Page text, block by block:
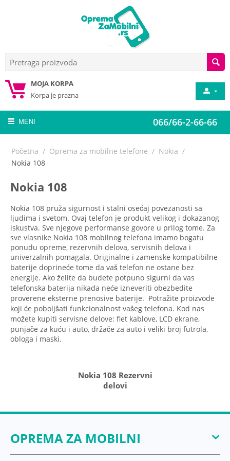
MOJA KORPA
Korpa je prazna
066/66-2-66-66
MENI
Početna / Oprema za mobilne telefone / Nokia /
Nokia 108
Nokia 108
Nokia 108 pruža sigurnost i stalni osećaj povezanosti sa
ljudima i svetom. Ovaj telefon je produkt velikog i dokazanog
iskustva. Sve njegove performanse govore u prilog tome. Za
sve vlasnike Nokia 108 mobilnog telefona imamo bogatu
ponudu opreme, rezervnih delova, servisnih delova i
univerzalnih pomagala. Originalne i zamenske kompatibilne
baterije doprineće tome da vaš telefon ne ostane bez
energije. Ako želite da budete potpuno sigurni da vas
telefonska baterija nikada neće izneveriti obezbedite
proverene eksterne prenosive baterije. Potražite proizvode
koji će poboljšati funkcionalnost vašeg telefona. Kod nas
možete kupiti servisne delove: flet kablove, LCD ekrane,
punjače za kuću i auto, držače za auto i veliki broj futrola,
obloga i maski.
Nokia 108 Rezervni
delovi
OPREMA ZA MOBILNI